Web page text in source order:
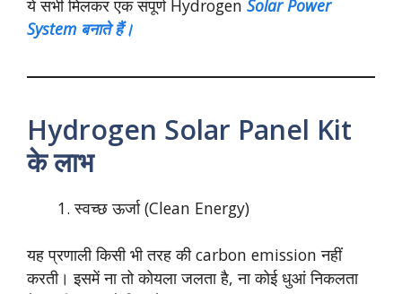
ये सभी मिलकर एक संपूर्ण Hydrogen Solar Power
System बनाते हैं।
Hydrogen Solar Panel Kit
के लाभ
स्वच्छ ऊर्जा (Clean Energy)
यह प्रणाली किसी भी तरह की carbon emission नहीं
करती। इसमें ना तो कोयला जलता है, ना कोई धुआं निकलता